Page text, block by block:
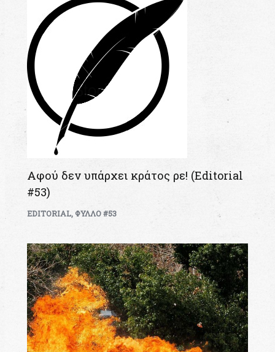
Αφού δεν υπάρχει κράτος ρε! (Editorial
#53)
EDITORIAL, ΦΥΛΛΟ #53